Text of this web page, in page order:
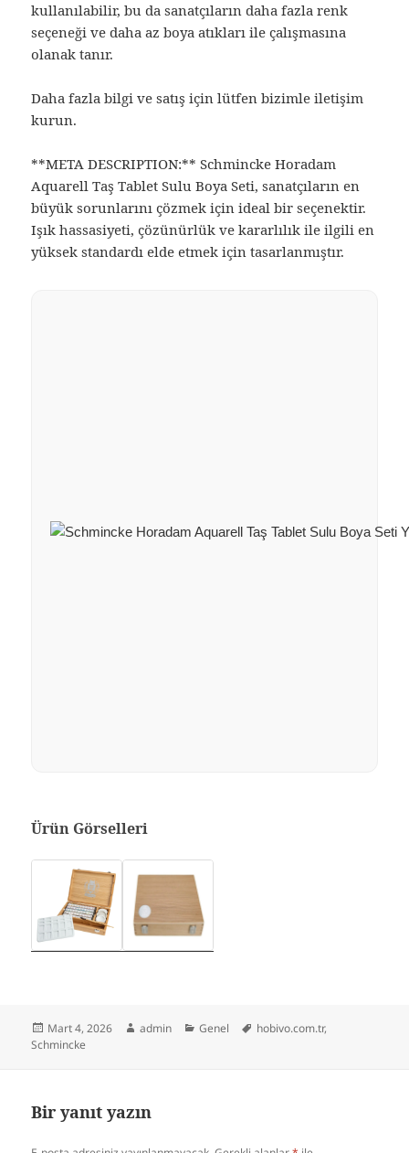
kullanılabilir, bu da sanatçıların daha fazla renk
seçeneği ve daha az boya atıkları ile çalışmasına
olanak tanır.
Daha fazla bilgi ve satış için lütfen bizimle iletişim
kurun.
**META DESCRIPTION:** Schmincke Horadam
Aquarell Taş Tablet Sulu Boya Seti, sanatçıların en
büyük sorunlarını çözmek için ideal bir seçenektir.
Işık hassasiyeti, çözünürlük ve kararlılık ile ilgili en
yüksek standardı elde etmek için tasarlanmıştır.
Ürün Görselleri
Yayın
tarihi
Mart 4, 2026 Yazar
admin Kategoriler
Genel Etiketler
hobivo.com.tr,
Schmincke
Bir yanıt yazın